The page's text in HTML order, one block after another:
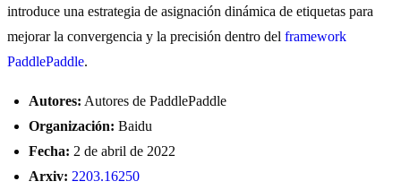
introduce una estrategia de asignación dinámica de etiquetas para
mejorar la convergencia y la precisión dentro del framework
PaddlePaddle.
Autores: Autores de PaddlePaddle
Organización: Baidu
Fecha: 2 de abril de 2022
Arxiv: 2203.16250